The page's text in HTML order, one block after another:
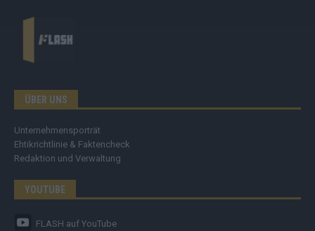
ÜBER UNS
Unternehmensporträt
Ehtikrichtlinie & Faktencheck
Redaktion und Verwaltung
YOUTUBE
FLASH auf YouTube